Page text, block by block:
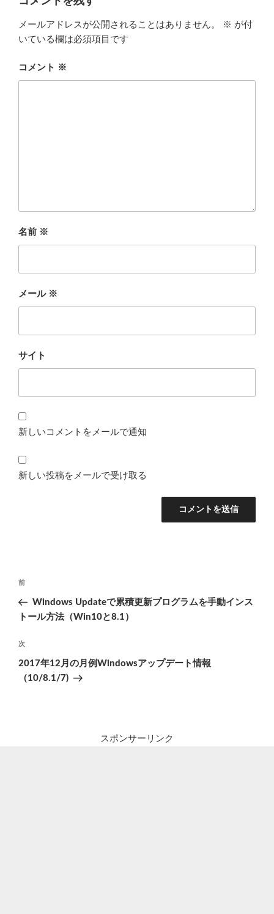
メールアドレスが公開されることはありません。 ※ が付
いている欄は必須項目です
コメント ※
名前 ※
メール ※
サイト
新しいコメントをメールで通知
新しい投稿をメールで受け取る
投
ナ
ゲ
ー
シ
前
の
投
前
Windows Updateで累積更新プログラムを手動インス
トール方法（Win10と8.1）
次
の
投
次
2017年12月の月例Windowsアップデート情報
（10/8.1/7)
スポンサーリンク